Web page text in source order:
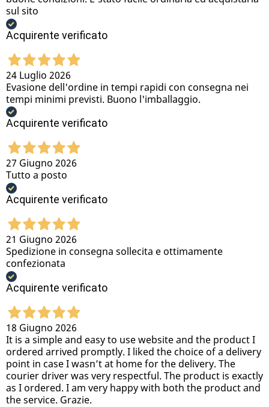
sul sito
Acquirente verificato
24 Luglio 2026
Evasione dell'ordine in tempi rapidi con consegna nei
tempi minimi previsti. Buono l'imballaggio.
Acquirente verificato
27 Giugno 2026
Tutto a posto
Acquirente verificato
21 Giugno 2026
Spedizione in consegna sollecita e ottimamente
confezionata
Acquirente verificato
18 Giugno 2026
It is a simple and easy to use website and the product I
ordered arrived promptly. I liked the choice of a delivery
point in case I wasn’t at home for the delivery. The
courier driver was very respectful. The product is exactly
as I ordered. I am very happy with both the product and
the service. Grazie.